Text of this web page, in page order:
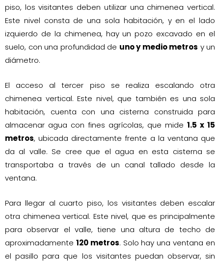
piso, los visitantes deben utilizar una chimenea vertical.
Este nivel consta de una sola habitación, y en el lado
izquierdo de la chimenea, hay un pozo excavado en el
suelo, con una profundidad de uno y medio metros y un
diámetro.
El acceso al tercer piso se realiza escalando otra
chimenea vertical. Este nivel, que también es una sola
habitación, cuenta con una cisterna construida para
almacenar agua con fines agrícolas, que mide 1.5 x 15
metros, ubicada directamente frente a la ventana que
da al valle. Se cree que el agua en esta cisterna se
transportaba a través de un canal tallado desde la
ventana.
Para llegar al cuarto piso, los visitantes deben escalar
otra chimenea vertical. Este nivel, que es principalmente
para observar el valle, tiene una altura de techo de
aproximadamente 120 metros. Solo hay una ventana en
el pasillo para que los visitantes puedan observar, sin